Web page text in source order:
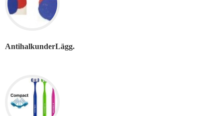
AntihalkunderLägg.